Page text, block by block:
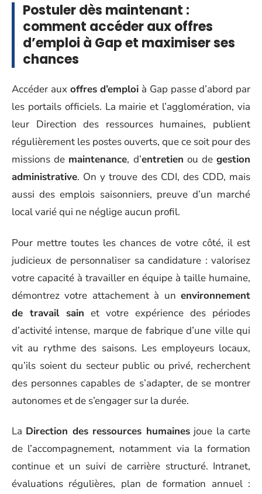
Postuler dès maintenant :
comment accéder aux offres
d’emploi à Gap et maximiser ses
chances
Accéder aux offres d’emploi à Gap passe d’abord par
les portails officiels. La mairie et l’agglomération, via
leur Direction des ressources humaines, publient
régulièrement les postes ouverts, que ce soit pour des
missions de maintenance, d’entretien ou degestion
administrative. On y trouve des CDI, des CDD, mais
aussi des emplois saisonniers, preuve d’un marché
local varié qui ne néglige aucun profil.
Pour mettre toutes les chances de votre côté, il est
judicieux de personnaliser sa candidature : valorisez
votre capacité à travailler en équipe à taille humaine,
démontrez votre attachement à un environnement
de travail sain et votre expérience des périodes
d’activité intense, marque de fabrique d’une ville qui
vit au rythme des saisons. Les employeurs locaux,
qu’ils soient du secteur public ou privé, recherchent
des personnes capables de s’adapter, de se montrer
autonomes et de s’engager sur la durée.
La Direction des ressources humainesjoue la carte
de l’accompagnement, notamment via la formation
continue et un suivi de carrière structuré. Intranet,
évaluations régulières, plan de formation annuel :